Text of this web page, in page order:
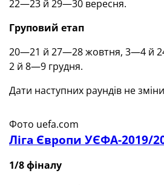
22—23 й 29—30 вересня.
Груповий етап
20—21 й 27—28 жовтня, 3—4 й
2 й 8—9 грудня.
Дати наступних раундів не
Фото uefa.com
Ліга Європи УЄФА-2019/
1/8 фіналу